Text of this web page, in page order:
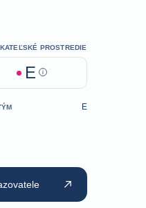
PROSTREDIE
E Help
E